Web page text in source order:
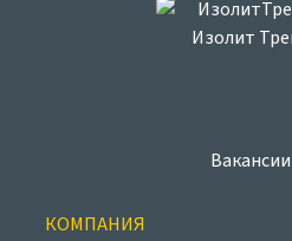
Вакансии
КОМПАНИЯ